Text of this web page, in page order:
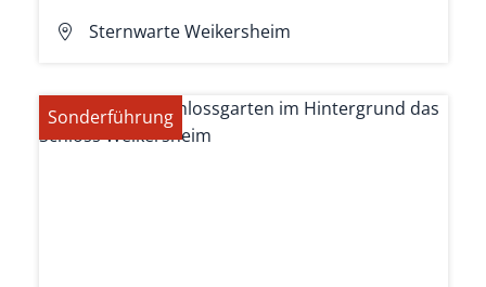
Sternwarte Weikersheim
Sonderführung